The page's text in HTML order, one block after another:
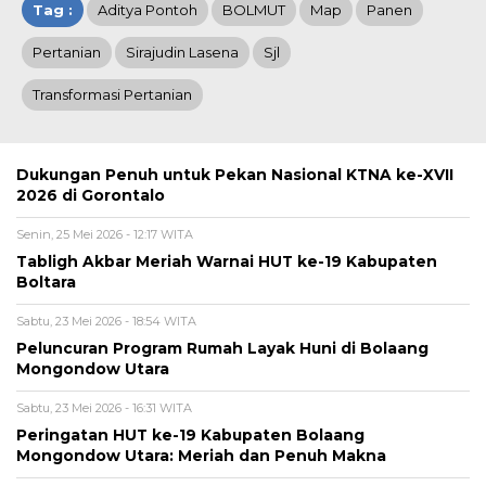
Tag : Aditya Pontoh BOLMUT Map Panen
Pertanian Sirajudin Lasena Sjl
Transformasi Pertanian
Dukungan Penuh untuk Pekan Nasional KTNA ke-XVII
2026 di Gorontalo
Senin, 25 Mei 2026 - 12:17 WITA
Tabligh Akbar Meriah Warnai HUT ke-19 Kabupaten
Boltara
Sabtu, 23 Mei 2026 - 18:54 WITA
Peluncuran Program Rumah Layak Huni di Bolaang
Mongondow Utara
Sabtu, 23 Mei 2026 - 16:31 WITA
Peringatan HUT ke-19 Kabupaten Bolaang
Mongondow Utara: Meriah dan Penuh Makna